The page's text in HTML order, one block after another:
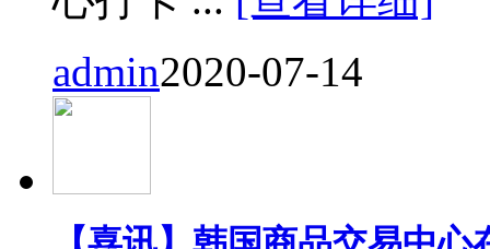
admin2020-07-14